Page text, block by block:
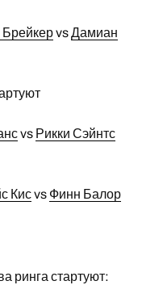
БрейкерvsДамиан
vs Рикки Сэйнтс
Кисvs Финн Балор
ринга стартуют: